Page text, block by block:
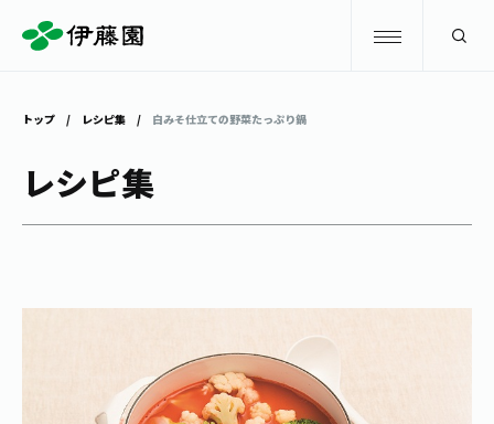
健康ミネラルむぎ茶
お茶を知る・楽しむ
お茶を知る・楽しむ
お茶を楽しむ
体験・イベント
トップ レシピ集 白みそ仕立ての野菜たっぷり鍋
レシピ集